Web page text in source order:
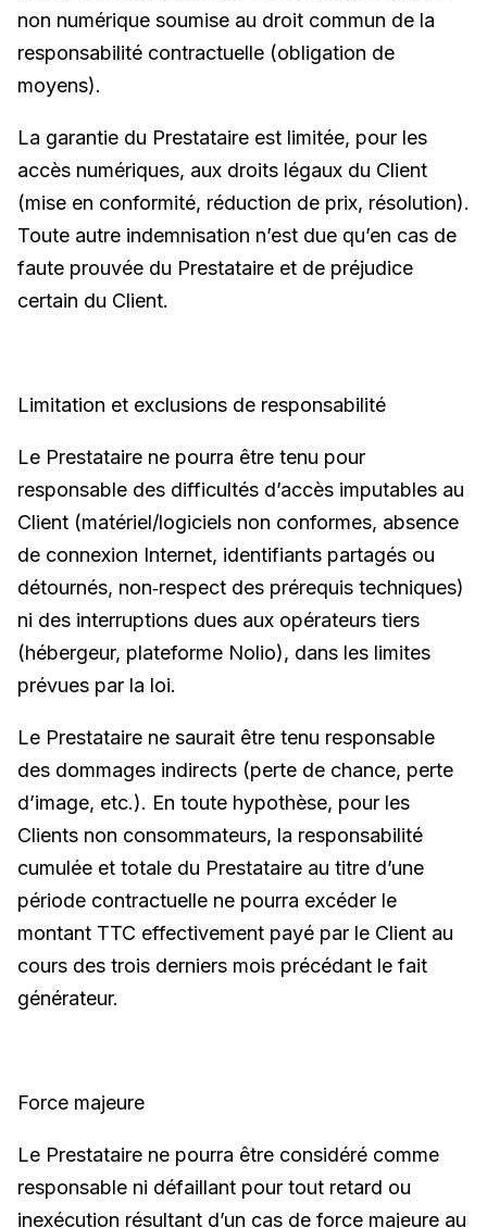
non numérique soumise au droit commun de la
responsabilité contractuelle (obligation de
moyens).
La garantie du Prestataire est limitée, pour les
accès numériques, aux droits légaux du Client
(mise en conformité, réduction de prix, résolution).
Toute autre indemnisation n’est due qu’en cas de
faute prouvée du Prestataire et de préjudice
certain du Client.
Limitation et exclusions de responsabilité
Le Prestataire ne pourra être tenu pour
responsable des difficultés d’accès imputables au
Client (matériel/logiciels non conformes, absence
de connexion Internet, identifiants partagés ou
détournés, non‑respect des prérequis techniques)
ni des interruptions dues aux opérateurs tiers
(hébergeur, plateforme Nolio), dans les limites
prévues par la loi.
Le Prestataire ne saurait être tenu responsable
des dommages indirects (perte de chance, perte
d’image, etc.). En toute hypothèse, pour les
Clients non consommateurs, la responsabilité
cumulée et totale du Prestataire au titre d’une
période contractuelle ne pourra excéder le
montant TTC effectivement payé par le Client au
cours des trois derniers mois précédant le fait
générateur.
Force majeure
Le Prestataire ne pourra être considéré comme
responsable ni défaillant pour tout retard ou
inexécution résultant d’un cas de force majeure au